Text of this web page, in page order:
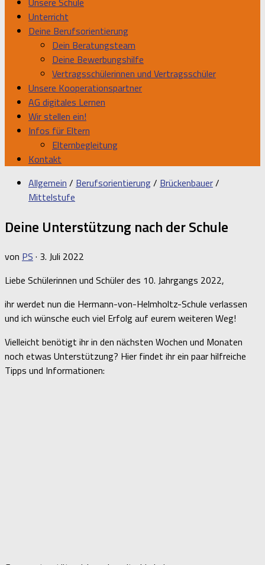
Unterricht
Deine Berufsorientierung
Dein Beratungsteam
Deine Bewerbungshilfe
Vertragsschülerinnen und Vertragsschüler
Unsere Kooperationspartner
AG digitales Lernen
Wir stellen ein!
Infos für Eltern
Elternbegleitung
Kontakt
Allgemein / Berufsorientierung/ Brückenbauer/
Mittelstufe
Deine Unterstützung nach der Schule
von PS · 3. Juli 2022
Liebe Schülerinnen und Schüler des 10. Jahrgangs 2022,
ihr werdet nun die Hermann-von-Helmholtz-Schule verlassen
und ich wünsche euch viel Erfolg auf eurem weiteren Weg!
Vielleicht benötigt ihr in den nächsten Wochen und Monaten
noch etwas Unterstützung? Hier findet ihr ein paar hilfreiche
Tipps und Informationen: